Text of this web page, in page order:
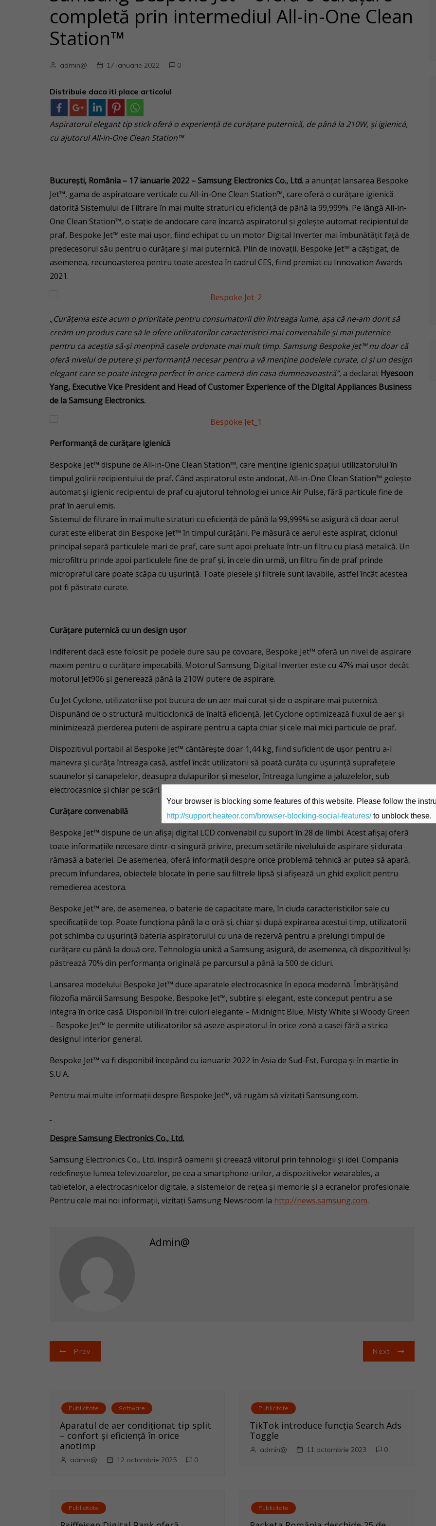
completă prin intermediul All-in-One Clean
Station™
admin@ 17 ianuarie 2022 0
Distribuie daca iti place articolul
Aspiratorul elegant tip stick oferă o experiență de curățare puternică, de până la 210W, și igienică,
cu ajutorul All-in-One Clean Station™
București, România – 17 ianuarie 2022 – Samsung Electronics Co., Ltd.a anunțat lansarea Bespoke
Jet™, gama de aspiratoare verticale cu All-in-One Clean Station™, care oferă o curățare igienică
datorită Sistemului de Filtrare în mai multe straturi cu eficiență de până la 99,999%. Pe lângă All-in-
One Clean Station™, o stație de andocare care încarcă aspiratorul și golește automat recipientul de
praf, Bespoke Jet™ este mai ușor, fiind echipat cu un motor Digital Inverter mai îmbunătățit față de
predecesorul său pentru o curățare și mai puternică. Plin de inovații, Bespoke Jet™ a câștigat, de
asemenea, recunoașterea pentru toate acestea în cadrul CES, fiind premiat cu Innovation Awards
2021.
„Curățenia este acum o prioritate pentru consumatorii din întreaga lume, așa că ne-am dorit să
creăm un produs care să le ofere utilizatorilor caracteristici mai convenabile și mai puternice
pentru ca aceștia să-și mențină casele ordonate mai mult timp. Samsung Bespoke Jet™ nu doar că
oferă nivelul de putere și performanță necesar pentru a vă menține podelele curate, ci și un design
elegant care se poate integra perfect în orice cameră din casa dumneavoastră”, a declarat Hyesoon
Yang, Executive Vice President and Head of Customer Experience of the Digital Appliances Business
de la Samsung Electronics.
Performanță de curățare igienică
Bespoke Jet™ dispune de All-in-One Clean Station™, care menține igienic spațiul utilizatorului în
timpul golirii recipientului de praf. Când aspiratorul este andocat, All-in-One Clean Station™ golește
automat și igienic recipientul de praf cu ajutorul tehnologiei unice Air Pulse, fără particule fine de
praf în aerul emis.
Sistemul de filtrare în mai multe straturi cu eficiență de până la 99,999% se asigură că doar aerul
curat este eliberat din Bespoke Jet™ în timpul curățării. Pe măsură ce aerul este aspirat, ciclonul
principal separă particulele mari de praf, care sunt apoi preluate într-un filtru cu plasă metalică. Un
microfiltru prinde apoi particulele fine de praf și, în cele din urmă, un filtru fin de praf prinde
micropraful care poate scăpa cu ușurință. Toate piesele și filtrele sunt lavabile, astfel încât acestea
pot fi păstrate curate.
Curățare puternică cu un design ușor
Indiferent dacă este folosit pe podele dure sau pe covoare, Bespoke Jet™ oferă un nivel de aspirare
maxim pentru o curățare impecabilă. Motorul Samsung Digital Inverter este cu 47% mai ușor decât
motorul Jet906 și generează până la 210W putere de aspirare.
Cu Jet Cyclone, utilizatorii se pot bucura de un aer mai curat și de o aspirare mai puternică.
Dispunând de o structură multiciclonică de înaltă eficiență, Jet Cyclone optimizează fluxul de aer și
minimizează pierderea puterii de aspirare pentru a capta chiar și cele mai mici particule de praf.
Dispozitivul portabil al Bespoke Jet™ cântărește doar 1,44 kg, fiind suficient de ușor pentru a-l
manevra și curăța întreaga casă, astfel încât utilizatorii să poată curăța cu ușurință suprafețele
scaunelor și canapelelor, deasupra dulapurilor și meselor, întreaga lungime a jaluzelelor, sub
electrocasnice și chiar pe scări.
Curățare convenabilă
Bespoke Jet™ dispune de un afișaj digital LCD convenabil cu suport în 28 de limbi. Acest afișaj oferă
toate informațiile necesare dintr-o singură privire, precum setările nivelului de aspirare și durata
rămasă a bateriei. De asemenea, oferă informații despre orice problemă tehnică ar putea să apară,
precum înfundarea, obiectele blocate în perie sau filtrele lipsă și afișează un ghid explicit pentru
remedierea acestora.
Bespoke Jet™ are, de asemenea, o baterie de capacitate mare, în ciuda caracteristicilor sale cu
specificații de top. Poate funcționa până la o oră și, chiar și după expirarea acestui timp, utilizatorii
pot schimba cu ușurință bateria aspiratorului cu una de rezervă pentru a prelungi timpul de
curățare cu până la două ore. Tehnologia unică a Samsung asigură, de asemenea, că dispozitivul își
păstrează 70% din performanța originală pe parcursul a până la 500 de cicluri.
Lansarea modelului Bespoke Jet™ duce aparatele electrocasnice în epoca modernă. Îmbrățișând
filozofia mărcii Samsung Bespoke, Bespoke Jet™, subțire și elegant, este conceput pentru a se
integra în orice casă. Disponibil în trei culori elegante – Midnight Blue, Misty White și Woody Green
– Bespoke Jet™ le permite utilizatorilor să așeze aspiratorul în orice zonă a casei fără a strica
designul interior general.
Bespoke Jet™ va fi disponibil începând cu ianuarie 2022 în Asia de Sud-Est, Europa și în martie în
S.U.A.
Pentru mai multe informații despre Bespoke Jet™, vă rugăm să vizitați Samsung.com.
Despre Samsung Electronics Co., Ltd.
Samsung Electronics Co., Ltd. inspiră oamenii și creează viitorul prin tehnologii și idei. Compania
redefinește lumea televizoarelor, pe cea a smartphone-urilor, a dispozitivelor wearables, a
tabletelor, a electrocasnicelor digitale, a sistemelor de rețea și memorie și a ecranelor profesionale.
Pentru cele mai noi informații, vizitați Samsung Newsroom la http://news.samsung.com.
Admin@
N
Prev Next
Publicitate Software
Aparatul de aer condiționat tip split
– confort și eficiență în orice
anotimp
admin@ 12 octombrie 2025 0
Publicitate
TikTok introduce funcția Search Ads
Toggle
admin@ 11 octombrie 2023 0
Publicitate Publicitate
Your browser is blocking some features of this website. Please follow the
http://support.heateor.com/browser-blocking-social-features/to unblock these.